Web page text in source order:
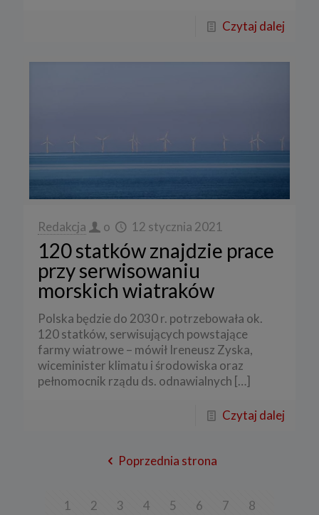
Czytaj dalej
Redakcja o 12 stycznia 2021
120 statków znajdzie prace
przy serwisowaniu
morskich wiatraków
Polska będzie do 2030 r. potrzebowała ok.
120 statków, serwisujących powstające
farmy wiatrowe – mówił Ireneusz Zyska,
wiceminister klimatu i środowiska oraz
pełnomocnik rządu ds. odnawialnych […]
Czytaj dalej
Poprzednia strona
1 2 3 4 5 6 7 8